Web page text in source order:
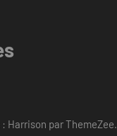
Harrison par ThemeZee.